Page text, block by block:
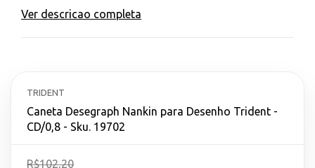
Ver descricao completa
TRIDENT
Caneta Desegraph Nankin para Desenho Trident -
CD/0,8 - Sku. 19702
R$102,20